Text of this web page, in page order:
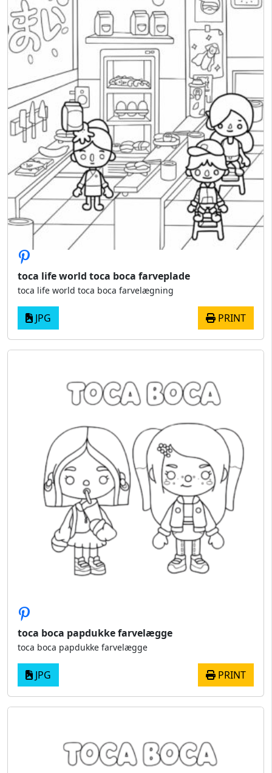
toca life world toca boca farveplade
toca life world toca boca farvelægning
JPG PRINT
toca boca papdukke farvelægge
toca boca papdukke farvelægge
JPG PRINT